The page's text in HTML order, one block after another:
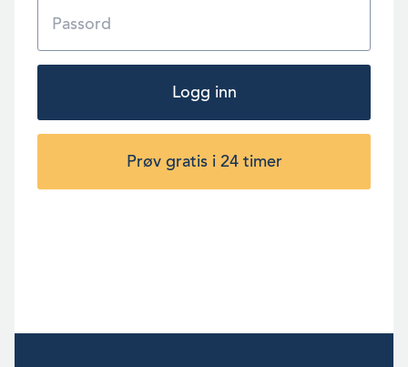
Logg inn
Prøv gratis i 24 timer